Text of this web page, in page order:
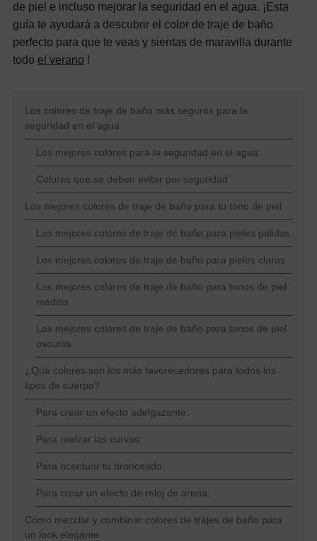
de piel e incluso mejorar la seguridad en el agua. ¡Esta
guía te ayudará a descubrir el color de traje de baño
perfecto para que te veas y sientas de maravilla durante
todo el verano !
Los colores de traje de baño más seguros para la
seguridad en el agua
Los mejores colores para la seguridad en el agua:
Colores que se deben evitar por seguridad
Los mejores colores de traje de baño para tu tono de piel
Los mejores colores de traje de baño para pieles pálidas
Los mejores colores de traje de baño para pieles claras
Los mejores colores de traje de baño para tonos de piel
medios
Los mejores colores de traje de baño para tonos de piel
oscuros
¿Qué colores son los más favorecedores para todos los
tipos de cuerpo?
Para crear un efecto adelgazante:
Para realzar las curvas:
Para acentuar tu bronceado:
Para crear un efecto de reloj de arena:
Cómo mezclar y combinar colores de trajes de baño para
un look elegante